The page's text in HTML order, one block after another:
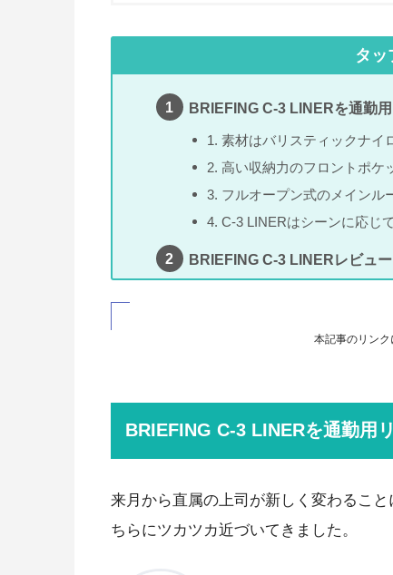
タッ
BRIEFING C-3 LINERを通勤
1. 素材はバリスティックナイ
2. 高い収納力のフロントポケ
3. フルオープン式のメインル
4. C-3 LINERはシーンに応じ
BRIEFING C-3 LINERレビュ
本記事のリンク
BRIEFING C-3 LINERを通勤用
来月から直属の上司が新しく変わるこ
ちらにツカツカ近づいてきました。